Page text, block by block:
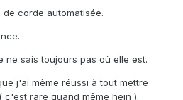
corde automatisée.
ne sais toujours pas où elle est.
j'ai même réussi à tout mettre
rare quand même hein ).